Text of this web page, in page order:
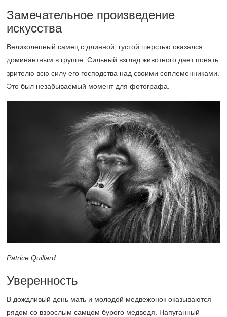
Замечательное произведение
искусства
Великолепный самец с длинной, густой шерстью оказался
доминантным в группе. Сильный взгляд животного дает понять
зрителю всю силу его господства над своими соплеменниками.
Это был незабываемый момент для фотографа.
Patrice Quillard
Уверенность
В дождливый день мать и молодой медвежонок оказываются
рядом со взрослым самцом бурого медведя. Напуганный